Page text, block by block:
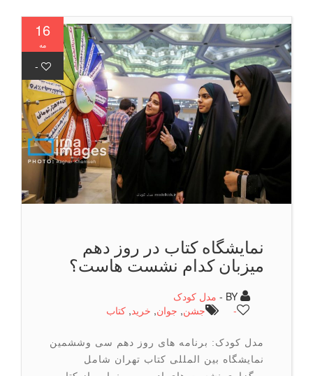
16
مه
-
نمایشگاه کتاب در روز دهم
میزبان کدام نشست هاست؟
مدل کودک
جشن,جوان,خرید,كتاب
مدل کودک: برنامه های روز دهم سی وششمین
نمایشگاه بین المللی کتاب تهران شامل